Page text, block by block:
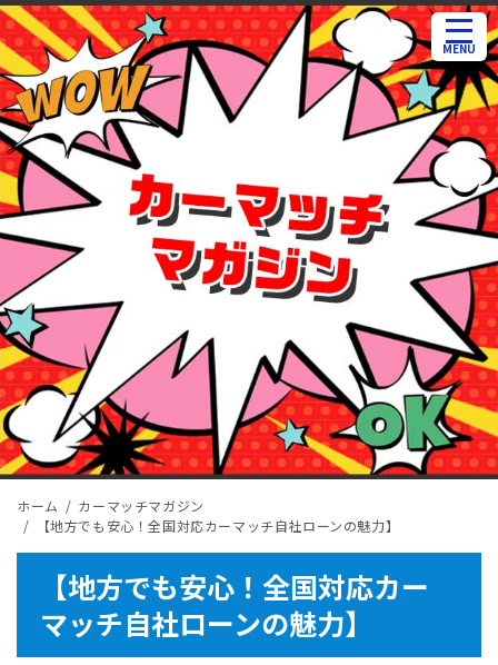
ホーム
カーマッチマガジン
【地方でも安心！全国対応カーマッチ自社ローンの魅力】
【地方でも安心！全国対応カー
マッチ自社ローンの魅力】